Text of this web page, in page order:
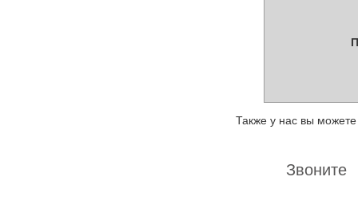
Также у нас вы
Звоните